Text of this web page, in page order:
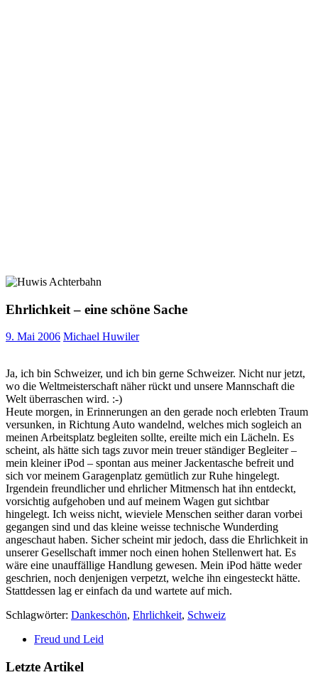
Ehrlichkeit – eine schöne Sache
9. Mai 2006 Michael Huwiler
Ja, ich bin Schweizer, und ich bin gerne Schweizer. Nicht nur jetzt,
wo die Weltmeisterschaft näher rückt und unsere Mannschaft die
Welt überraschen wird. :-)
Heute morgen, in Erinnerungen an den gerade noch erlebten Traum
versunken, in Richtung Auto wandelnd, welches mich sogleich an
meinen Arbeitsplatz begleiten sollte, ereilte mich ein Lächeln. Es
scheint, als hätte sich tags zuvor mein treuer ständiger Begleiter –
mein kleiner iPod – spontan aus meiner Jackentasche befreit und
sich vor meinem Garagenplatz gemütlich zur Ruhe hingelegt.
Irgendein freundlicher und ehrlicher Mitmensch hat ihn entdeckt,
vorsichtig aufgehoben und auf meinem Wagen gut sichtbar
hingelegt. Ich weiss nicht, wieviele Menschen seither daran vorbei
gegangen sind und das kleine weisse technische Wunderding
angeschaut haben. Sicher scheint mir jedoch, dass die Ehrlichkeit in
unserer Gesellschaft immer noch einen hohen Stellenwert hat. Es
wäre eine unauffällige Handlung gewesen. Mein iPod hätte weder
geschrien, noch denjenigen verpetzt, welche ihn eingesteckt hätte.
Stattdessen lag er einfach da und wartete auf mich.
Schlagwörter: Dankeschön, Ehrlichkeit, Schweiz
Freud und Leid
Letzte Artikel